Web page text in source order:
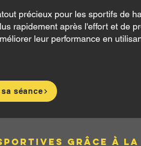
précieux pour les sportifs de
rapidement après l'effort et de
leur performance en
séance
grâce à la